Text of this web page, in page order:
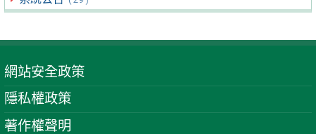
網站安全政策
隱私權政策
著作權聲明